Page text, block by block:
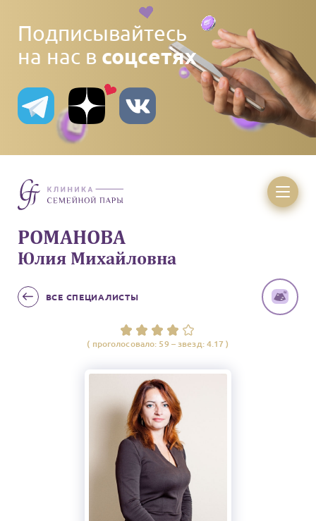
Подписывайтесь
на нас в соцсетях
РОМАНОВА
Юлия Михайловна
ВСЕ СПЕЦИАЛИСТЫ
( проголосовало: 59 – звезд:4.17 )